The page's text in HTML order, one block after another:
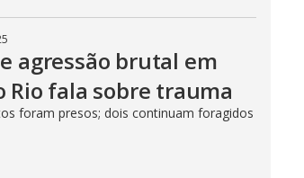
agressão brutal em
Rio fala sobre trauma
foram presos; dois continuam foragidos